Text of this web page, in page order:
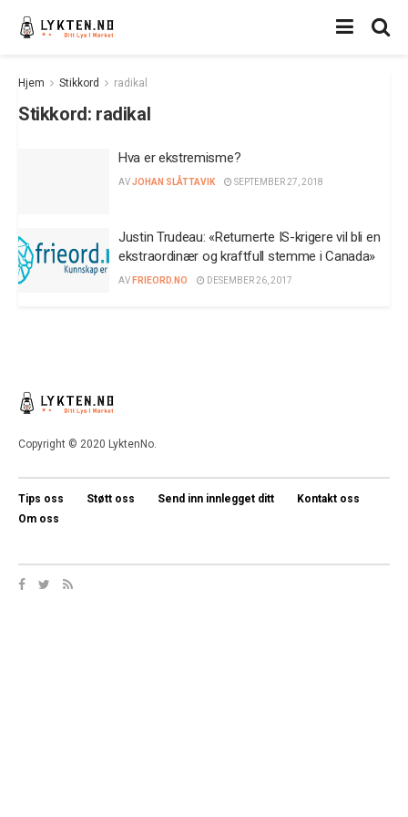
Hjem Stikkord radikal
Stikkord: radikal
Hva er ekstremisme?
AVJOHAN SLÅTTAVIK SEPTEMBER 27, 2018
Justin Trudeau: «Returnerte IS-krigere vil bli en
ekstraordinær og kraftfull stemme i Canada»
AV FRIEORD.NO DESEMBER 26, 2017
Copyright © 2020 LyktenNo.
Tips oss Støtt oss Send inn innlegget ditt
Kontakt oss
Om oss